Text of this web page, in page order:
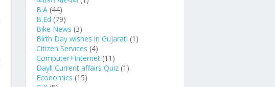
B.A (44)
B.Ed (79)
Bike News (3)
Birth Day wishes in Gujarati (1)
Citizen Services (4)
Computer+Internet (11)
Dayli Current affairs Quiz (1)
Economics (15)